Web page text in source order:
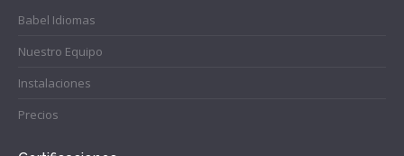
Babel Idiomas
Nuestro Equipo
Instalaciones
Precios